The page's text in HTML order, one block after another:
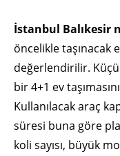
İstanbul Balıkesir
öncelikle taşınacak
değerlendirilir.
bir 4+1 ev
Kullanılacak araç
süresi buna göre
koli sayısı, büyük